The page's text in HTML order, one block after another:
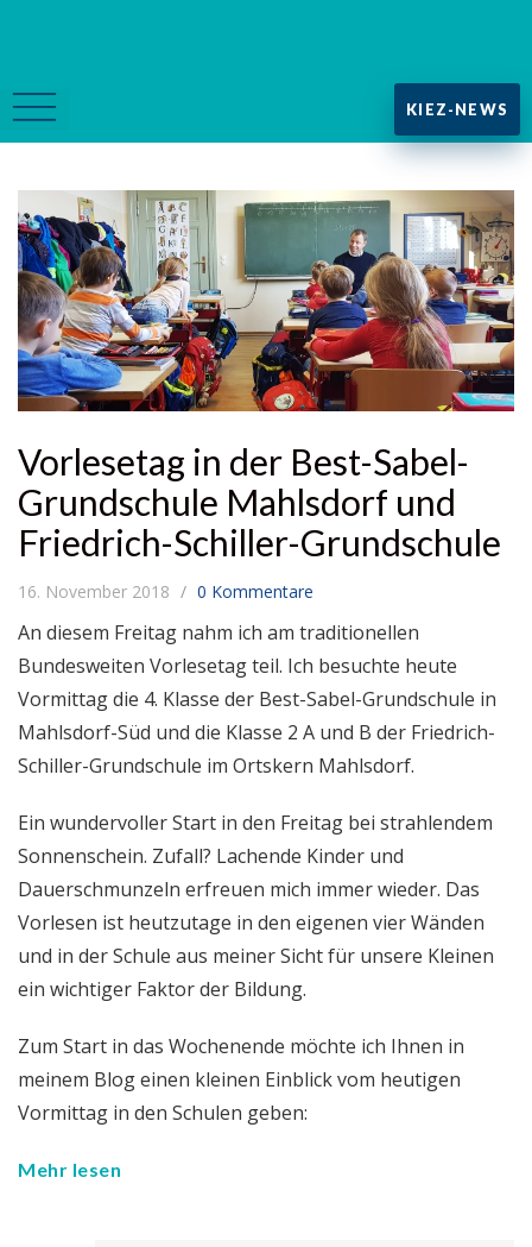
KIEZ-NEWS
Vorlesetag in der Best-Sabel-
Grundschule Mahlsdorf und
Friedrich-Schiller-Grundschule
16. November 2018 0 Kommentare
An diesem Freitag nahm ich am traditionellen
Bundesweiten Vorlesetag teil. Ich besuchte heute
Vormittag die 4. Klasse der Best-Sabel-Grundschule in
Mahlsdorf-Süd und die Klasse 2 A und B der Friedrich-
Schiller-Grundschule im Ortskern Mahlsdorf.
Ein wundervoller Start in den Freitag bei strahlendem
Sonnenschein. Zufall? Lachende Kinder und
Dauerschmunzeln erfreuen mich immer wieder. Das
Vorlesen ist heutzutage in den eigenen vier Wänden
und in der Schule aus meiner Sicht für unsere Kleinen
ein wichtiger Faktor der Bildung.
Zum Start in das Wochenende möchte ich Ihnen in
meinem Blog einen kleinen Einblick vom heutigen
Vormittag in den Schulen geben:
Mehr lesen